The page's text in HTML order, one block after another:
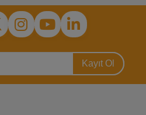
Kayıt Ol